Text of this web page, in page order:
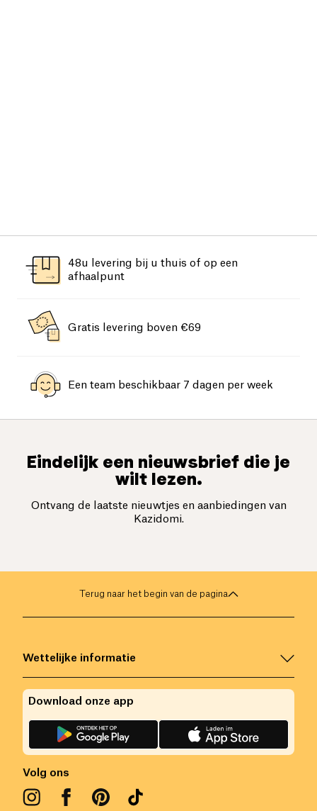
48u levering bij u thuis of op een
afhaalpunt
Gratis levering boven €69
Een team beschikbaar 7 dagen per week
Eindelijk een nieuwsbrief die je
wilt lezen.
Ontvang de laatste nieuwtjes en aanbiedingen van
Kazidomi.
Terug naar het begin van de pagina
Wettelijke informatie
Volg ons
Download onze app